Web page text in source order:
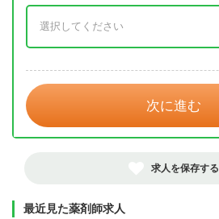
次に進む
求人を保存する
最近見た薬剤師求人